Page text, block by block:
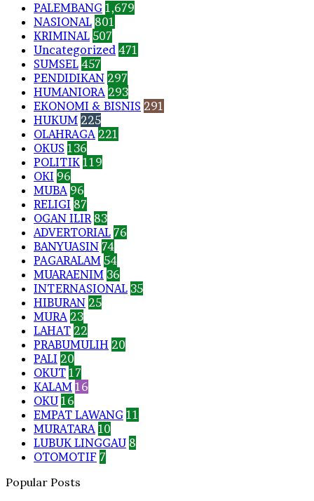
PALEMBANG 1,679
NASIONAL 801
KRIMINAL 507
Uncategorized 471
SUMSEL 457
PENDIDIKAN 297
HUMANIORA 293
EKONOMI & BISNIS 291
HUKUM 225
OLAHRAGA 221
OKUS 136
POLITIK 119
OKI 96
MUBA 96
RELIGI 87
OGAN ILIR 83
ADVERTORIAL 76
BANYUASIN 74
PAGARALAM 54
MUARAENIM 36
INTERNASIONAL 35
HIBURAN 25
MURA 23
LAHAT 22
PRABUMULIH 20
PALI 20
OKUT 17
KALAM 16
OKU 16
EMPAT LAWANG 11
MURATARA 10
LUBUK LINGGAU 8
OTOMOTIF 7
Popular Posts